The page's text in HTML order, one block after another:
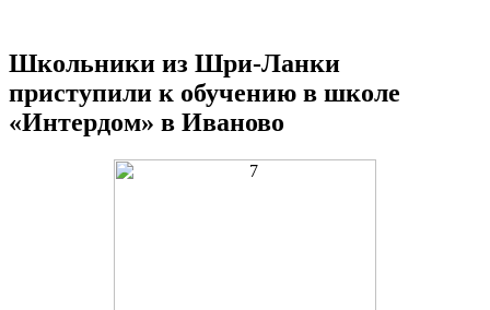
Школьники из Шри-Ланки
приступили к обучению в школе
«Интердом» в Иваново